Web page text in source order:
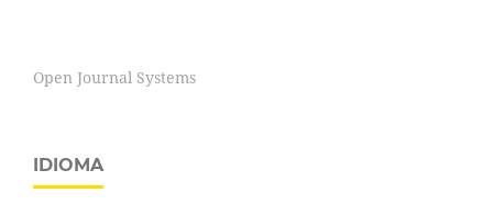
Open Journal Systems
IDIOMA